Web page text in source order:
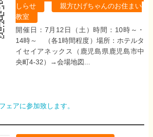
しらせ
親方ひげちゃんのお住まい
教室
開催日：7月12日（土）時間：10時～・
14時～ （各1時間程度）場所：ホテルタ
イセイアネックス（鹿児島県鹿児島市中
央町4-32）→会場地図...
ェアに参加致します。